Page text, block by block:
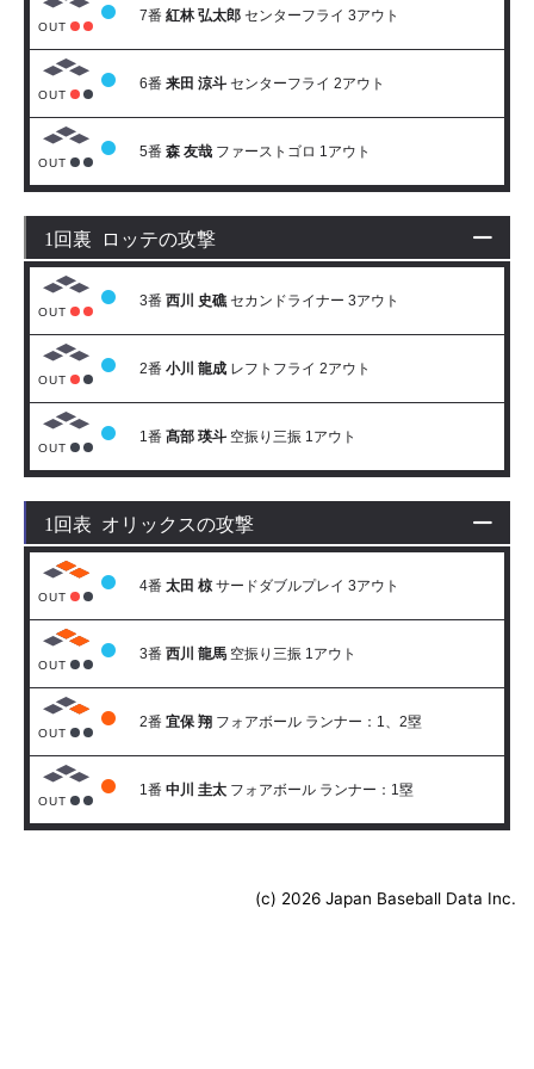
OUT
7番 紅林 弘太郎 センターフライ 3アウト
OUT
6番 来田 涼斗 センターフライ 2アウト
OUT
5番 森 友哉 ファーストゴロ 1アウト
1回裏 ロッテの攻撃
OUT
3番 西川 史礁セカンドライナー 3アウト
OUT
2番 小川 龍成 レフトフライ 2アウト
OUT
1番 髙部 瑛斗 空振り三振 1アウト
1回表 オリックスの攻撃
OUT
4番 太田 椋 サードダブルプレイ 3アウト
OUT
3番 西川 龍馬 空振り三振 1アウト
OUT
2番 宜保 翔 フォアボール ランナー：1、2塁
OUT
1番 中川 圭太 フォアボール ランナー：1塁
(c) 2026 Japan Baseball Data Inc.